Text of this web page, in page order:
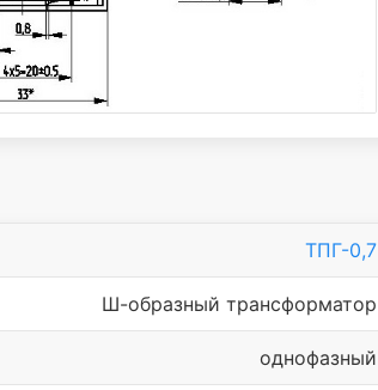
ТПГ-0,7
Ш-образный трансформатор
однофазный